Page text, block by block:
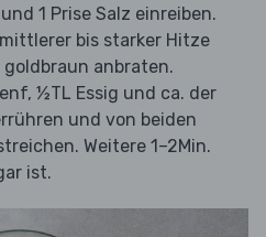
1 Prise Salz einreiben.
bis starker Hitze
anbraten.
½TL Essig und ca. der
und von beiden
Weitere 1–2Min.
ist.